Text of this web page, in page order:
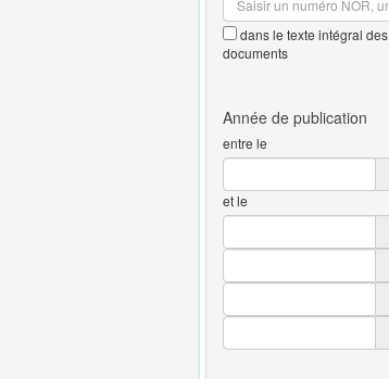
dans le texte intégral des
documents
entre le
et le